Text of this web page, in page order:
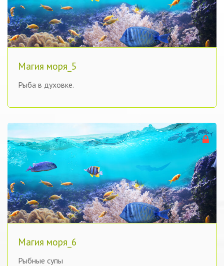
Магия моря_5
Рыба в духовке.
Магия моря_6
Рыбные супы